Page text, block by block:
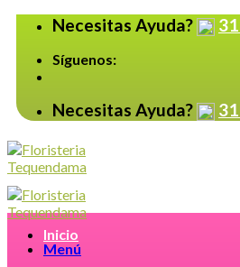
content
Necesitas Ayuda?
Síguenos:
Necesitas Ayuda?
Menú
Inicio